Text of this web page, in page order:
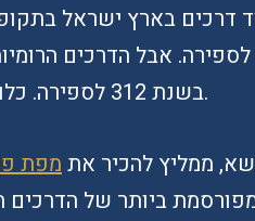
דרכים בארץ ישראל
הראשונה הונחה פה בשנת 69 לספירה. אבל
בשנת 312 לספירה. כלומר, אחרי חתימת המשנה.
ממליץ להכיר אתמפת
ביותר של הדרכים